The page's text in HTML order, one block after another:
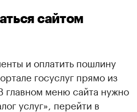
сайтом
и оплатить пошлину
госуслуг прямо из
главном меню сайта нужно
услуг», перейти в